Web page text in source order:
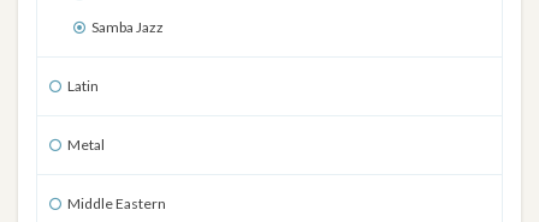
Samba Jazz
Latin
Metal
Middle Eastern